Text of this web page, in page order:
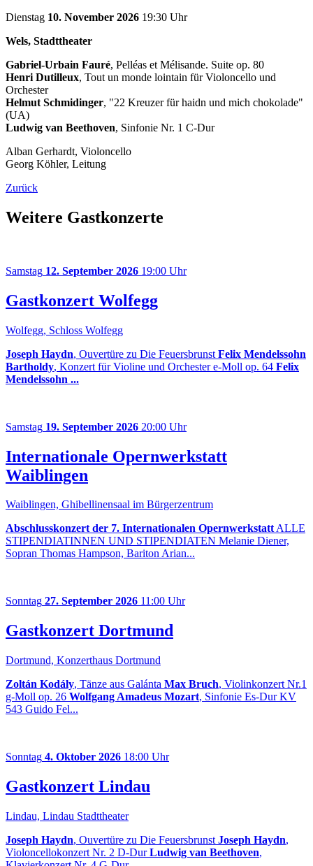
Dienstag 10. November 2026 19:30 Uhr
Wels, Stadttheater
Gabriel-Urbain Fauré, Pelléas et Mélisande. Suite op. 80
Henri Dutilleux, Tout un monde lointain für Violoncello und
Orchester
Helmut Schmidinger, "22 Kreuzer für haidn und mich chokolade"
(UA)
Ludwig van Beethoven, Sinfonie Nr. 1 C-Dur
Alban Gerhardt, Violoncello
Georg Köhler, Leitung
Zurück
Weitere Gastkonzerte
Samstag 12. September 2026 19:00 Uhr
Gastkonzert Wolfegg
Wolfegg, Schloss Wolfegg
Joseph Haydn, Ouvertüre zu Die Feuersbrunst Felix Mendelssohn
Bartholdy, Konzert für Violine und Orchester e-Moll op. 64 Felix
Mendelssohn ...
Samstag 19. September 2026 20:00 Uhr
Internationale Opernwerkstatt
Waiblingen
Waiblingen, Ghibellinensaal im Bürgerzentrum
Abschlusskonzert der 7. Internationalen OpernwerkstattALLE
STIPENDIATINNEN UND STIPENDIATEN Melanie Diener,
Sopran Thomas Hampson, Bariton Arian...
Sonntag 27. September 2026 11:00 Uhr
Gastkonzert Dortmund
Dortmund, Konzerthaus Dortmund
Zoltán Kodály, Tänze aus Galánta Max Bruch, Violinkonzert Nr.1
g-Moll op. 26 Wolfgang Amadeus Mozart, Sinfonie Es-Dur KV
543 Guido Fel...
Sonntag 4. Oktober 2026 18:00 Uhr
Gastkonzert Lindau
Lindau, Lindau Stadttheater
Joseph Haydn, Ouvertüre zu Die Feuersbrunst Joseph Haydn,
Violoncellokonzert Nr. 2 D-DurLudwig van Beethoven,